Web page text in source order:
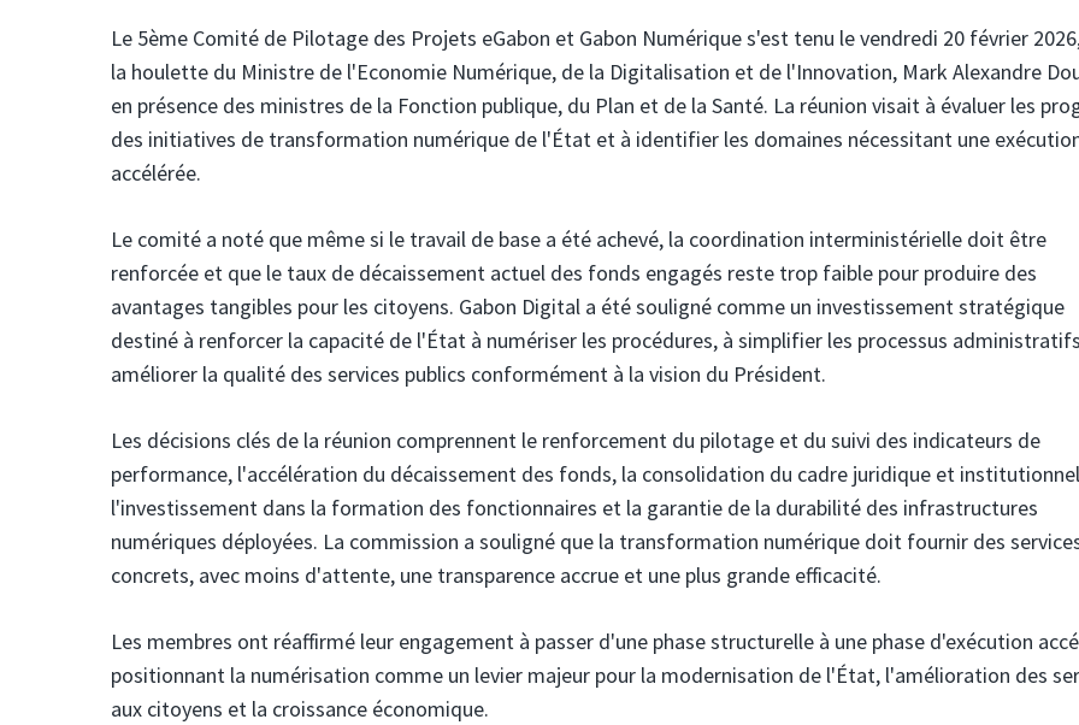
Le 5ème Comité de Pilotage des Projets eGabon et Gabon Numérique s'est tenu le vendredi 20 février
la houlette du Ministre de l'Economie Numérique, de la Digitalisation et de l'Innovation, Mark Alexandre
en présence des ministres de la Fonction publique, du Plan et de la Santé. La réunion visait à évaluer les
des initiatives de transformation numérique de l'État et à identifier les domaines nécessitant une
accélérée.
Le comité a noté que même si le travail de base a été achevé, la coordination interministérielle doit être
renforcée et que le taux de décaissement actuel des fonds engagés reste trop faible pour produire des
avantages tangibles pour les citoyens. Gabon Digital a été souligné comme un investissement stratégique
destiné à renforcer la capacité de l'État à numériser les procédures, à simplifier les processus
améliorer la qualité des services publics conformément à la vision du Président.
Les décisions clés de la réunion comprennent le renforcement du pilotage et du suivi des indicateurs de
performance, l'accélération du décaissement des fonds, la consolidation du cadre juridique et
l'investissement dans la formation des fonctionnaires et la garantie de la durabilité des infrastructures
numériques déployées. La commission a souligné que la transformation numérique doit fournir des
concrets, avec moins d'attente, une transparence accrue et une plus grande efficacité.
Les membres ont réaffirmé leur engagement à passer d'une phase structurelle à une phase d'exécution
positionnant la numérisation comme un levier majeur pour la modernisation de l'État, l'amélioration des
aux citoyens et la croissance économique.